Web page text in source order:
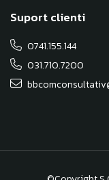
Suport clienti
0741.155.144
031.710.7200